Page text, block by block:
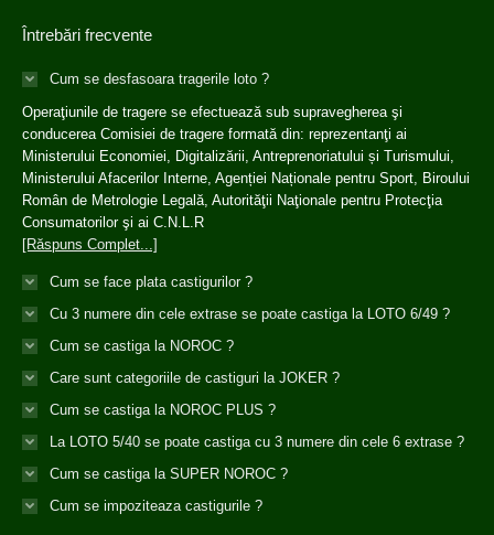
Întrebări frecvente
Cum se desfasoara tragerile loto ?
Operaţiunile de tragere se efectuează sub supravegherea şi
conducerea Comisiei de tragere formată din: reprezentanţi ai
Ministerului Economiei, Digitalizării, Antreprenoriatului și Turismului,
Ministerului Afacerilor Interne, Agenției Naționale pentru Sport, Biroului
Român de Metrologie Legală, Autorităţii Naţionale pentru Protecţia
Consumatorilor şi ai C.N.L.R
[Răspuns Complet...]
Cum se face plata castigurilor ?
Cu 3 numere din cele extrase se poate castiga la LOTO 6/49 ?
Cum se castiga la NOROC ?
Care sunt categoriile de castiguri la JOKER ?
Cum se castiga la NOROC PLUS ?
La LOTO 5/40 se poate castiga cu 3 numere din cele 6 extrase ?
Cum se castiga la SUPER NOROC ?
Cum se impoziteaza castigurile ?